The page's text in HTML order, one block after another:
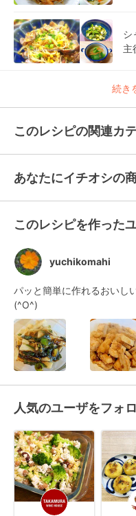
シ
主
続き
このレシピの関連カ
あなたにイチオシの
このレシピを作った
yuchikomahi
パッと簡単に作れるおいし
(^O^)
人気のユーザをフォ